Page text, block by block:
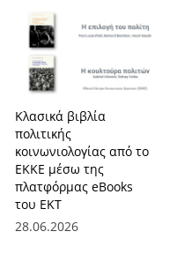
Κλασικά βιβλία
πολιτικής
κοινωνιολογίας από το
ΕΚΚΕ μέσω της
πλατφόρμας eBooks
του ΕΚΤ
28.06.2026